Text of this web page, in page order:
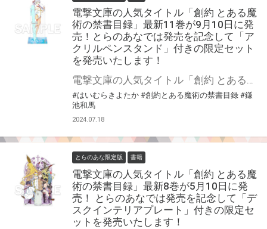
電撃文庫の人気タイトル「創約 とある魔
術の禁書目録」最新11巻が9月10日に発
売！とらのあなでは発売を記念して「ア
クリルペンスタンド」付きの限定セット
を発売いたします！
電撃文庫の人気タイトル「創約 とある魔術の禁書目録」最新11巻が9月10日に発売！ とらのあなでは発売を記念して「アクリルペンスタンド」付きの限定セットを発売いたします！ 限定セットの数は限られていますので是非お早めにお求めください！
#はいむらきよたか #創約とある魔術の禁書目録 #鎌
池和馬
2024.07.18
とらのあな限定版 書籍
電撃文庫の人気タイトル「創約 とある魔
術の禁書目録」最新8巻が5月10日に発
売！ とらのあなでは発売を記念して「デ
スクインテリアプレート」付きの限定セ
ットを発売いたします！